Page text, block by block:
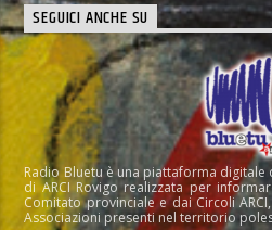
SEGUICI ANCHE SU
Radio Bluetu è una piattaforma
di ARCI Rovigo realizzata per
Comitato provinciale e dai Circoli
Associazioni presenti nel territorio